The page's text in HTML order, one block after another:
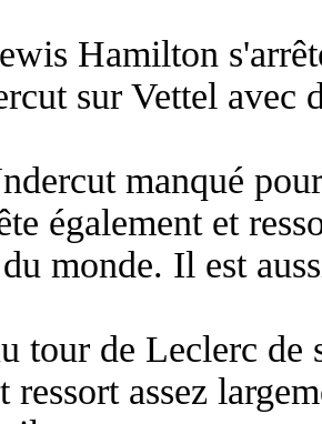
Hamilton
sur Vettel avec
manqué
également et
monde. Il est
tour de Leclerc de
ressort assez